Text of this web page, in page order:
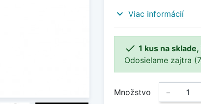
expand_more Viac informácií
 1 kus na
Odosielame zajtra
Množstvo −